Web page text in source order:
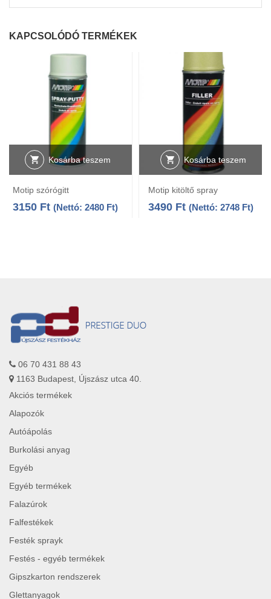
KAPCSOLÓDÓ TERMÉKEK
Kosárba teszem
Motip szórógitt
3150 Ft (Nettó: 2480 Ft)
Kosárba teszem
Motip kitöltő spray
3490 Ft (Nettó: 2748 Ft)
06 70 431 88 43
1163 Budapest, Újszász utca 40.
Akciós termékek
Alapozók
Autóápolás
Burkolási anyag
Egyéb
Egyéb termékek
Falazúrok
Falfestékek
Festék sprayk
Festés - egyéb termékek
Gipszkarton rendszerek
Glettanyagok